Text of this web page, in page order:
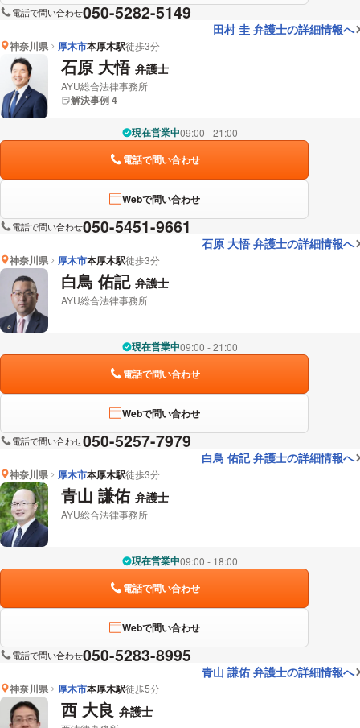
電話で問い合わせ050-5282-5149
田村 圭 弁護士の詳細情報へ
神奈川県 厚木市本厚木駅徒歩3分
石原 大悟 弁護士
AYU総合法律事務所
解決事例 4
現在営業中09:00 - 21:00
電話で問い合わせ
Webで問い合わせ
電話で問い合わせ050-5451-9661
石原 大悟 弁護士の詳細情報へ
神奈川県 厚木市本厚木駅徒歩3分
白鳥 佑記 弁護士
AYU総合法律事務所
現在営業中09:00 - 21:00
電話で問い合わせ
Webで問い合わせ
電話で問い合わせ050-5257-7979
白鳥 佑記 弁護士の詳細情報へ
神奈川県 厚木市本厚木駅徒歩3分
青山 謙佑 弁護士
AYU総合法律事務所
現在営業中09:00 - 18:00
電話で問い合わせ
Webで問い合わせ
電話で問い合わせ050-5283-8995
青山 謙佑 弁護士の詳細情報へ
神奈川県 厚木市本厚木駅徒歩5分
西 大良 弁護士